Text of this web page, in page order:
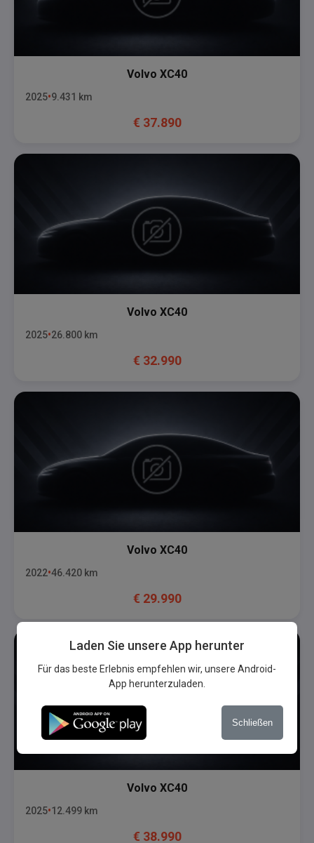
Volvo XC40
2025 9.431 km
€ 37.890
Volvo XC40
2025 26.800 km
€ 32.990
Volvo XC40
2022 46.420 km
€ 29.990
Volvo XC40
2025 12.499 km
€ 38.990
Laden Sie unsere App herunter
Für das beste Erlebnis empfehlen wir, unsere Android-
App herunterzuladen.
Schließen